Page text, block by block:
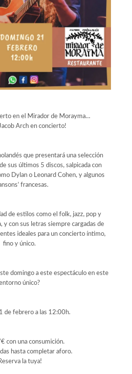
en el Mirador de Morayma…
Arch en concierto!
que presentará una selección
sus últimos 5 discos, salpicada con
Dylan o Leonard Cohen, y algunos
francesas.
de estilos como el folk, jazz, pop y
y con sus letras siempre cargadas de
ideales para un concierto íntimo,
fino y único.
domingo a este espectáculo en este
único?
de febrero a las 12:00h.
con una consumición.
hasta completar aforo.
la tuya!